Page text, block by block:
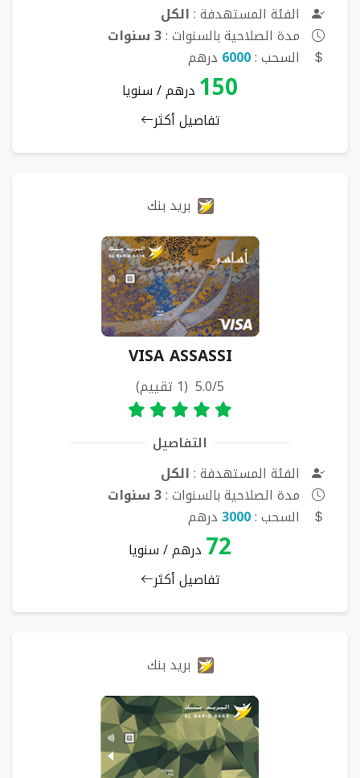
الفئة المستهدفة :الكل
مدة الصلاحية بالسنوات :3 سنوات
السحب :6000 درهم
150 درهم / سنويا
تفاصيل أكثر
بريد بنك
VISA ASSASSI
5.0/5 (1 تقييم)
التفاصيل
الفئة المستهدفة :الكل
مدة الصلاحية بالسنوات :3 سنوات
السحب :3000درهم
72 درهم / سنويا
تفاصيل أكثر
بريد بنك